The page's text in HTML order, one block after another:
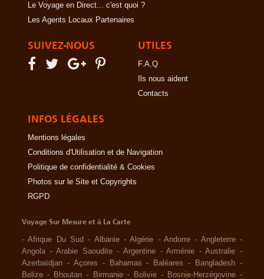
Le Voyage en Direct... c'est quoi ?
Les Agents Locaux Partenaires
SUIVEZ-NOUS UTILES
F.A.Q
Ils nous aident
Contacts
INFOS LÉGALES
Mentions légales
Conditions d'Utilisation et de Navigation
Politique de confidentialité & Cookies
Photos sur le Site et Copyrights
RGPD
Voyage Sur Mesure et à La Carte
-Afrique Du Sud - Albanie -Algérie -Andorre - Angleterre -
Angola -Arabie Saoudite -Argentine -Arménie -Australie -
Azerbaïdjan - Açores - Bahamas - Baléares - Bangladesh -
Belize - Bhoutan - Birmanie - Bolivie - Bosnie-Herzégovine -